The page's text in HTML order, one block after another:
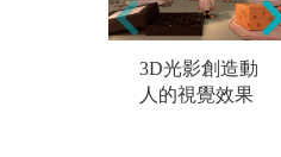
3D光影創造動
人的視覺效果